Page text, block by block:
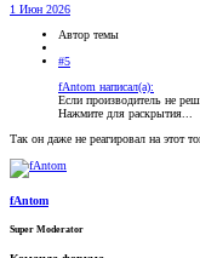
1 Июн 2026
Автор темы
#5
fAntom написал(а):
Если производитель не
Нажмите для раскрытия...
Так он даже не реагировал на этот
fAntom
Super Moderator